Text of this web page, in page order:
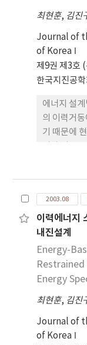
비해 진동이
최현훈, 김진
Journal of
of Korea
제9권 제3호
한국지진공학
에너지 설
의 이력거
기 때문에
대한 관련
된 100개의
결과와 비
반조건은 입
나타났다.
비, 감쇠비
받았지만
2003.08
이력에너지
내진설계
Energy-
Energy
최현훈, 김진
Journal of
of Korea